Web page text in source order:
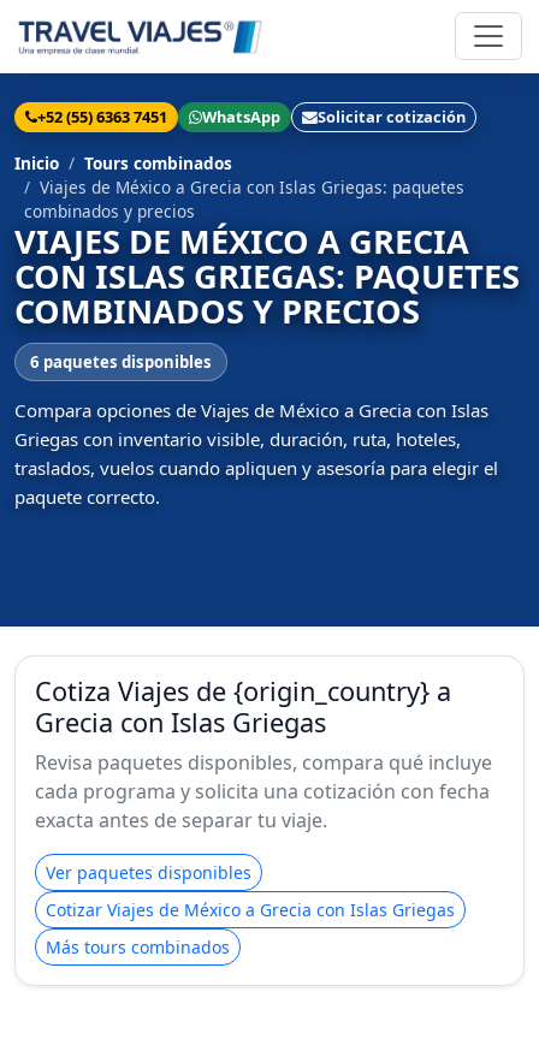
+52 (55) 6363 7451 WhatsApp Solicitar cotización
Inicio
Tours combinados
Viajes de México a Grecia con Islas Griegas: paquetes
combinados y precios
VIAJES DE MÉXICO A GRECIA
CON ISLAS GRIEGAS: PAQUETES
COMBINADOS Y PRECIOS
6 paquetes disponibles
Compara opciones de Viajes de México a Grecia con Islas
Griegas con inventario visible, duración, ruta, hoteles,
traslados, vuelos cuando apliquen y asesoría para elegir el
paquete correcto.
Cotiza Viajes de {origin_country} a
Grecia con Islas Griegas
Revisa paquetes disponibles, compara qué incluye
cada programa y solicita una cotización con fecha
exacta antes de separar tu viaje.
Ver paquetes disponibles
Cotizar Viajes de México a Grecia con Islas Griegas
Más tours combinados